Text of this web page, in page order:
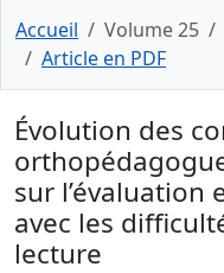
Accueil Volume 25
Article en PDF
Évolution des
sur l’évaluation
avec les
lecture